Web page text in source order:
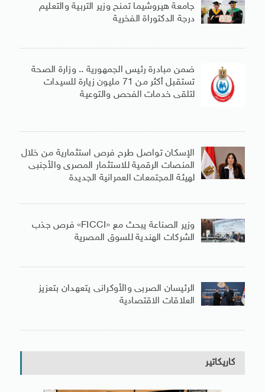
جامعة هيروشيما تمنح وزير التربية والتعليم
درجة الدكتوراة الفخرية
ضمن مبادرة رئيس الجمهورية .. وزارة الصحة
تستقبل أكثر من 71 مليون زيارة للسيدات
لتلقى خدمات الفحص والتوعية
الإسكان تواصل طرح فرص استثمارية من خلال
المنصات الرقمية للاستثمار المصرى والأجنبى
لهيئة المجتمعات العمرانية الجديدة
وزير الصناعة يبحث مع «FICCI» فرص جذب
الشركات الهندية للسوق المصرية
الرئيسان الصربى والأوكرانى يتعهدان بتعزيز
العلاقات الاقتصادية
كاريكاتير